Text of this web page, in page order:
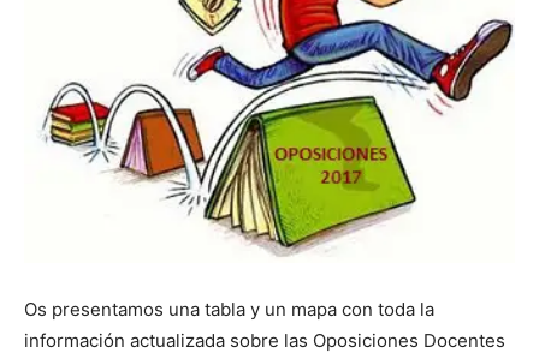
Os presentamos una tabla y un mapa con toda la
información actualizada sobre las Oposiciones Docentes